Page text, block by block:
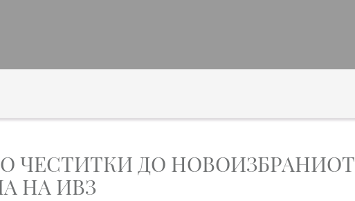
ЧЕСТИТКИ ДО НОВОИЗБРАНИОТ
НА ИВЗ